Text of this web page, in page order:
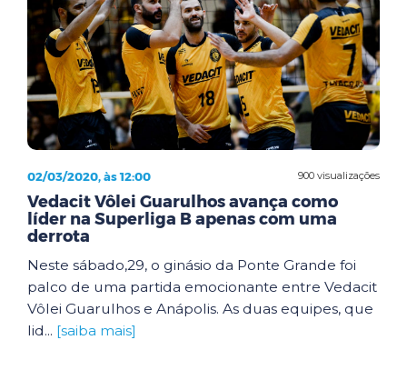
900 visualizações
02/03/2020, às 12:00
Vedacit Vôlei Guarulhos avança como
líder na Superliga B apenas com uma
derrota
Neste sábado,29, o ginásio da Ponte Grande foi
palco de uma partida emocionante entre Vedacit
Vôlei Guarulhos e Anápolis. As duas equipes, que
lid... [saiba mais]